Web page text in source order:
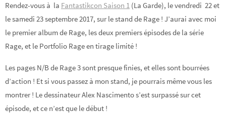
Rendez-vous à la Fantastikcon Saison 1 (La Garde), le vendredi 22 et
le samedi 23 septembre 2017, sur le stand de Rage ! J’aurai avec moi
le premier album de Rage, les deux premiers épisodes de la série
Rage, et le Portfolio Rage en tirage limité !
Les pages N/B de Rage 3 sont presque finies, et elles sont bourrées
d’action ! Et si vous passez à mon stand, je pourrais même vous les
montrer ! Le dessinateur Alex Nascimento s’est surpassé sur cet
épisode, et ce n’est que le début !